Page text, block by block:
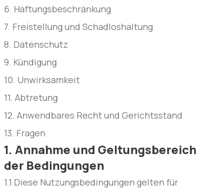
6. Haftungsbeschränkung
7. Freistellung und Schadloshaltung
8. Datenschutz
9. Kündigung
10. Unwirksamkeit
11. Abtretung
12. Anwendbares Recht und Gerichtsstand
13. Fragen
1. Annahme und Geltungsbereich
der Bedingungen
1.1 Diese Nutzungsbedingungen gelten für